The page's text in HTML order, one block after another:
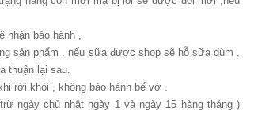
nhận bảo hành ,
sản phẩm , nếu sữa được shop sẽ hỗ sữa dùm ,
thuận lại sau.
rời khỏi , không bảo hành bể vở .
ngày chủ nhật ngày 1 và ngày 15 hàng tháng )